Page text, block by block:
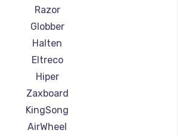
Razor
Globber
Halten
Eltreco
Hiper
Zaxboard
KingSong
AirWheel